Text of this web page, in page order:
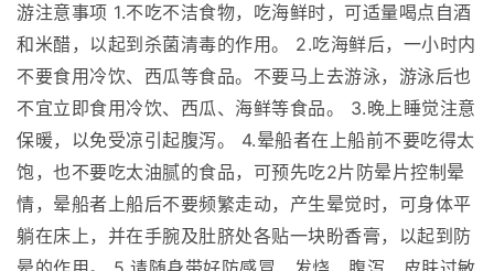
游注意事项 1.不吃不洁食物，吃海鲜时，可适量喝点自酒
和米醋，以起到杀菌清毒的作用。 2.吃海鲜后，一小时内
不要食用冷饮、西瓜等食品。不要马上去游泳，游泳后也
不宜立即食用冷饮、西瓜、海鲜等食品。 3.晚上睡觉注意
保暖，以免受凉引起腹泻。 4.晕船者在上船前不要吃得太
饱，也不要吃太油腻的食品，可预先吃2片防晕片控制晕
情，晕船者上船后不要频繁走动，产生晕觉时，可身体平
躺在床上，并在手腕及肚脐处各贴一块盼香膏，以起到防